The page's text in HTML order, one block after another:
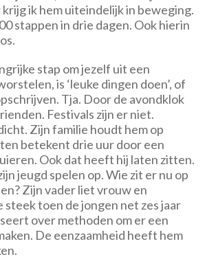
ik hem uiteindelijk in beweging.
stappen in drie dagen. Ook hierin
stap om jezelf uit een
is ‘leuke dingen doen’, of
Tja. Door de avondklok
Festivals zijn er niet.
Zijn familie houdt hem op
betekent drie uur door een
Ook dat heeft hij laten zitten.
jeugd spelen op. Wie zit er nu op
Zijn vader liet vrouw en
steek toen de jongen net zes jaar
over methoden om er een
De eenzaamheid heeft hem